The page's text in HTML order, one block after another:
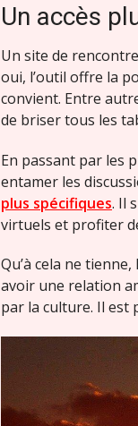
Un accès
Un site de
oui, l’outil offre la
convient. Entre
de briser tous les
En passant par les
entamer les
plus spécifiques. Il
virtuels et profiter
Qu’à cela ne
avoir une relation
par la culture. Il est